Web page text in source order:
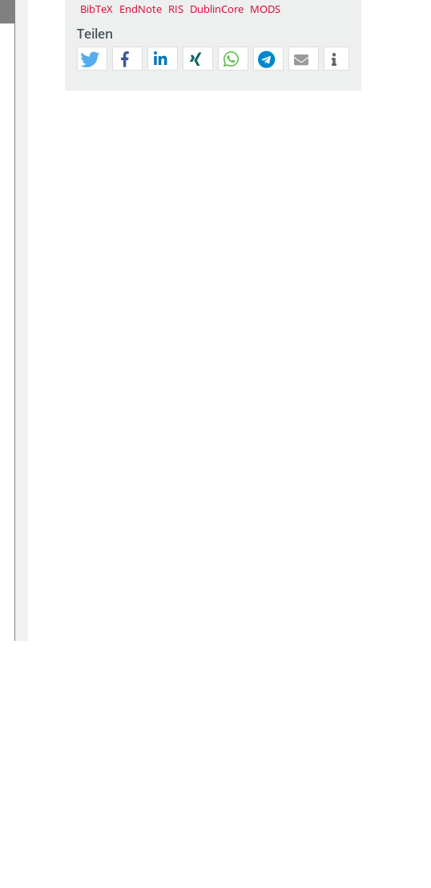
BibTeX EndNote RIS DublinCore MODS
Teilen